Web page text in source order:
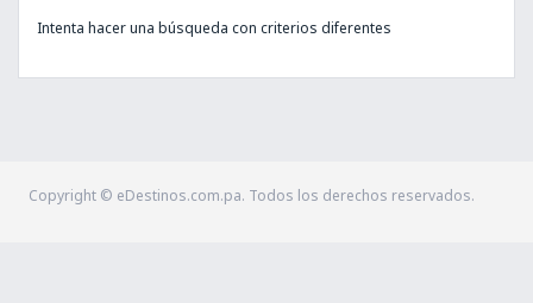
Intenta hacer una búsqueda con criterios diferentes
Copyright © eDestinos.com.pa. Todos los derechos reservados.